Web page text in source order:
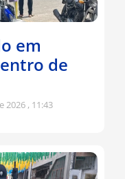
em
de
2026 11:43